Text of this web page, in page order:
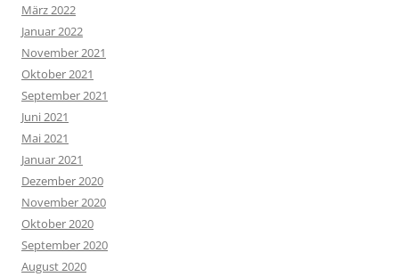
März 2022
Januar 2022
November 2021
Oktober 2021
September 2021
Juni 2021
Mai 2021
Januar 2021
Dezember 2020
November 2020
Oktober 2020
September 2020
August 2020